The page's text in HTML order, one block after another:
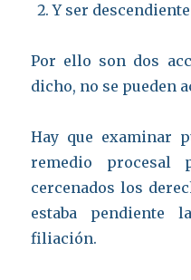
Y ser
Por ello son dos
dicho, no se pueden
Hay que examinar
remedio procesal
cercenados los
estaba pendiente
filiación.